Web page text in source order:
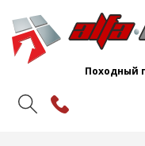
Походный